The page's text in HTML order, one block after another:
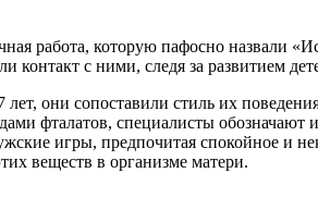
работа, которую пафосно назвали
с ними, следя за развитием
они сопоставили стиль их
фталатов, специалисты обозначают
игры, предпочитая спокойное и
веществ в организме матери.